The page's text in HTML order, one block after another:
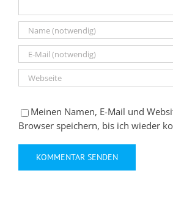
Meinen Namen, E-Mail und
Browser speichern, bis ich wieder